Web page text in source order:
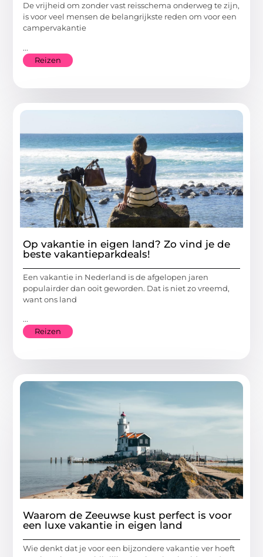
De vrijheid om zonder vast reisschema onderweg te zijn,
is voor veel mensen de belangrijkste reden om voor een
campervakantie
...
Reizen
Op vakantie in eigen land? Zo vind je de
beste vakantieparkdeals!
Een vakantie in Nederland is de afgelopen jaren
populairder dan ooit geworden. Dat is niet zo vreemd,
want ons land
...
Reizen
Waarom de Zeeuwse kust perfect is voor
een luxe vakantie in eigen land
Wie denkt dat je voor een bijzondere vakantie ver hoeft